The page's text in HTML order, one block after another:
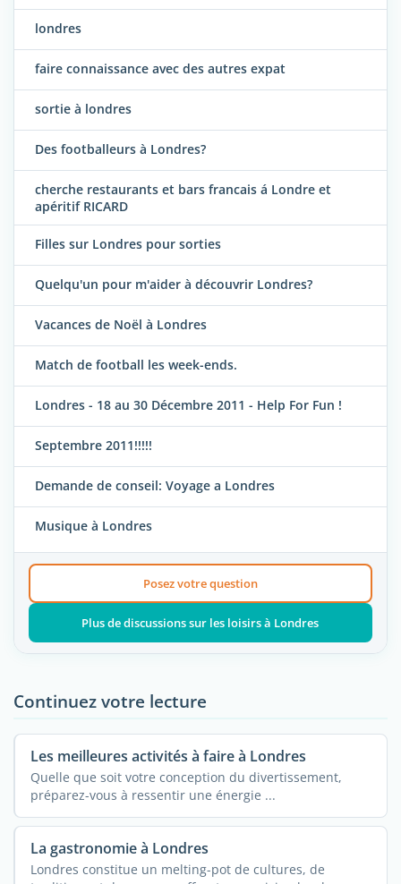
londres
faire connaissance avec des autres expat
sortie à londres
Des footballeurs à Londres?
cherche restaurants et bars francais á Londre et
apéritif RICARD
Filles sur Londres pour sorties
Quelqu'un pour m'aider à découvrir Londres?
Vacances de Noël à Londres
Match de football les week-ends.
Londres - 18 au 30 Décembre 2011 - Help For Fun !
Septembre 2011!!!!!
Demande de conseil: Voyage a Londres
Musique à Londres
Posez votre question
Plus de discussions sur les loisirs à Londres
Continuez votre lecture
Les meilleures activités à faire à Londres
Quelle que soit votre conception du divertissement,
préparez-vous à ressentir une énergie ...
La gastronomie à Londres
Londres constitue un melting-pot de cultures, de